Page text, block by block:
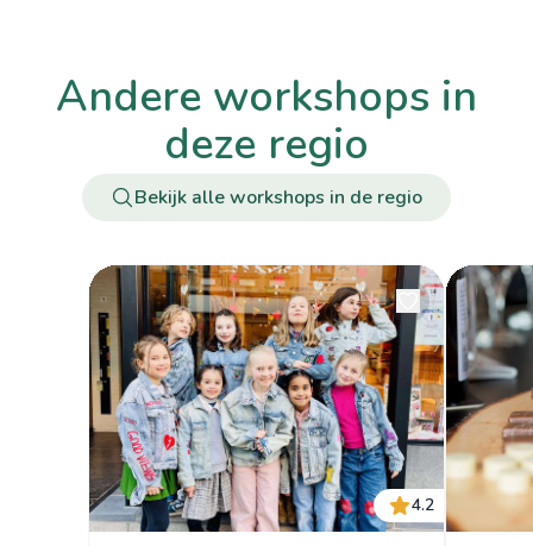
andere workshops in
deze regio
Bekijk alle workshops in de regio
4.2